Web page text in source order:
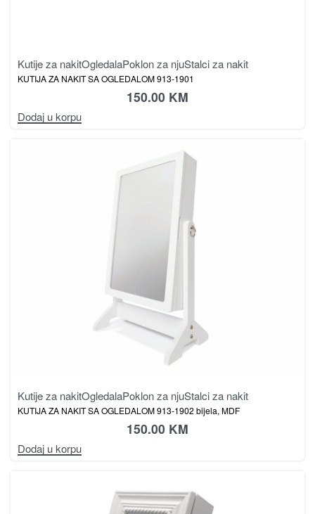
Kutije za nakitOgledalaPoklon za njuStalci za nakit
KUTIJA ZA NAKIT SA OGLEDALOM 913-1901
150.00 KM
Dodaj u korpu
Kutije za nakitOgledalaPoklon za njuStalci za nakit
KUTIJA ZA NAKIT SA OGLEDALOM 913-1902 bijela, MDF
150.00 KM
Dodaj u korpu